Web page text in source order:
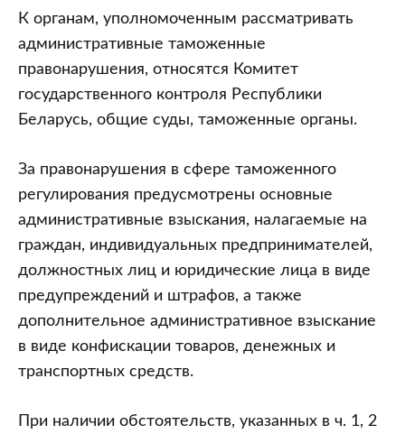
К органам, уполномоченным рассматривать
административные таможенные
правонарушения, относятся Комитет
государственного контроля Республики
Беларусь, общие суды, таможенные органы.
За правонарушения в сфере таможенного
регулирования предусмотрены основные
административные взыскания, налагаемые на
граждан, индивидуальных предпринимателей,
должностных лиц и юридические лица в виде
предупреждений и штрафов, а также
дополнительное административное взыскание
в виде конфискации товаров, денежных и
транспортных средств.
При наличии обстоятельств, указанных в ч. 1, 2